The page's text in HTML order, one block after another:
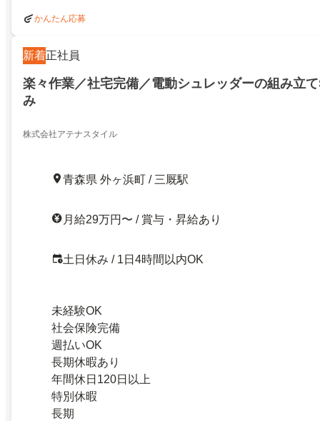
かんたん応募
新着正社員
楽々作業／社宅完備／電動シュレッダーの組み立
み
株式会社アテナスタイル
青森県 外ヶ浜町 / 三厩駅
月給29万円〜 / 賞与・昇給あり
土日休み / 1日4時間以内OK
未経験OK
社会保険完備
週払いOK
長期休暇あり
年間休日120日以上
特別休暇
長期